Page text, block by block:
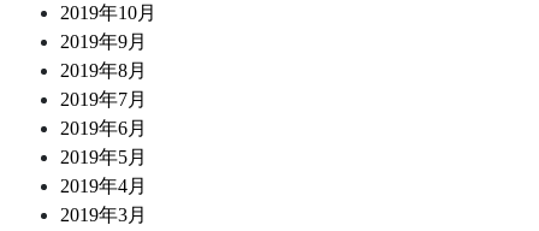
2019年10月
2019年9月
2019年8月
2019年7月
2019年6月
2019年5月
2019年4月
2019年3月